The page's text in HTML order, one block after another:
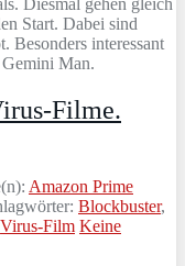
Diesmal gehen gleich
Start. Dabei sind
Besonders interessant
Man.
Filme.
Amazon Prime
Blockbuster,
Virus-Film Keine